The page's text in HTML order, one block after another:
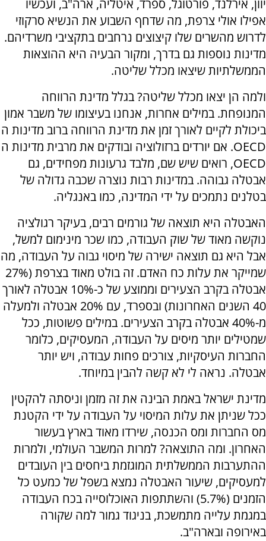
יוון, אירלנד, פורטוגל, ספרד, איטליה, ארה"ב, ועכשיו
אפילו אולי צרפת, מה שדחף השבוע את הנשיא סרקוזי
לדרוש מהשרים שלו קיצוצים נרחבים בתקציבי משרדיהם.
מדינות נוספות גם בדרך, ומקור הבעיה היא ההוצאות
הממשלתיות שיצאו מכלל שליטה.
ולמה הן יצאו מכלל שליטה? בגלל מדינת הרווחה
המנופחת. במילים אחרות, אנחנו בעיצומו של משבר אמון
ביכולת לקיים לאורך זמן את מדינת הרווחה ברוב מדינות ה
OECD. אם יורדים ברזולוציה ובודקים את מרבית מדינות ה
OECD, רואים שיש שם, מלבד גרעונות מפחידים, גם
אבטלה גבוהה. במדינות רבות נוצרה שכבה גדולה של
בטלנים נתמכים על ידי המדינה, כמו באנגליה.
האבטלה היא תוצאה של גורמים רבים, בעיקר רגולציה
נוקשה מאוד של שוק העבודה, כמו שכר מינימום למשל,
אבל היא גם תוצאה ישירה של מיסוי גבוה על העבודה, מה
שמייקר את עלות כח האדם. זה בולט מאוד בצרפת (27%
אבטלה בקרב הצעירים וממוצע של כ-10% אבטלה לאורך
40 השנים האחרונות) ובספרד, עם 20% אבטלה ולמעלה
מ-40% אבטלה בקרב הצעירים. במילים פשוטות, ככל
שמטילים יותר מיסים על העבודה, המעסיקים, כלומר
החברות העיסקיות, צורכים פחות עבודה, ויש יותר
אבטלה. נראה לי לא קשה להבין במיוחד.
מדינת ישראל באמת הבינה את זה מזמן וניסתה להקטין
ככל שניתן את עלות המיסוי על העבודה על ידי הקטנת
מס החברות ומס הכנסה, שירדו מאוד בארץ בעשור
האחרון. ומה התוצאה? למרות המשבר העולמי, ולמרות
ההתערבות הממשלתית המוגזמת ביחסים בין העובדים
למעסיקים, שיעור האבטלה נמצא בשפל של כמעט כל
הזמנים (5.7%) והשתתפות האוכלוסייה בכח העבודה
במגמת עלייה מתמשכת, בניגוד גמור למה שקורה
באירופה ובארה"ב.